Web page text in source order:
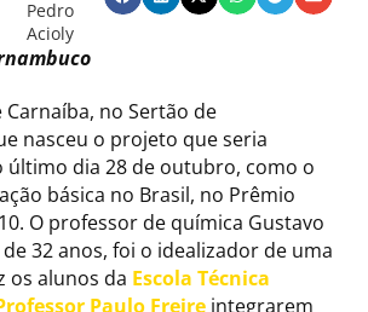
Pedro
Acioly
Carnaíba, no Sertão de
nasceu o projeto que seria
último dia 28 de outubro, como o
básica no Brasil, no Prêmio
O professor de química Gustavo
32 anos, foi o idealizador de uma
os alunos da Escola Técnica
Paulo Freire integrarem